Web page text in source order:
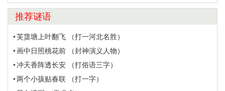
推荐谜语
芙蕖塘上叶翻飞 （打一河北名胜）
画中日照桃花前 （封神演义人物）
冲天香阵透长安 （打俗语三字）
两个小孩贴春联 （打一字）